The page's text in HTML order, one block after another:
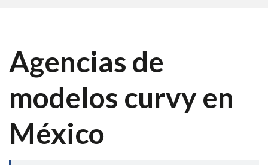
Agencias de
modelos curvy en
México